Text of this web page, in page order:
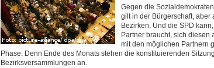
Gegen die
gilt in der Bürgerschaft, aber
Bezirken. Und die SPD
Partner braucht, sich diesen
mit den möglichen Partnern
Phase. Denn Ende des Monats stehen die konstituierenden
Bezirksversammlungen an.